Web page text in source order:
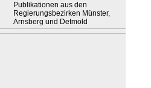
Publikationen aus den
Regierungsbezirken Münster,
Arnsberg und Detmold